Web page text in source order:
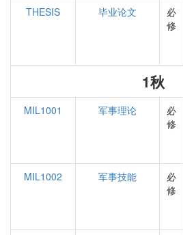
THESIS 毕业论文
必
修
1秋
MIL1001 军事理论
必
修
MIL1002
军事技能
必
修